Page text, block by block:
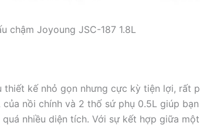
chậm Joyoung JSC-187 1.8L
thiết kế nhỏ gọn nhưng cực kỳ tiện lợi, rất
nồi chính và 2 thố sứ phụ 0.5L giúp
nhiều diện tích. Với sự kết hợp giữa